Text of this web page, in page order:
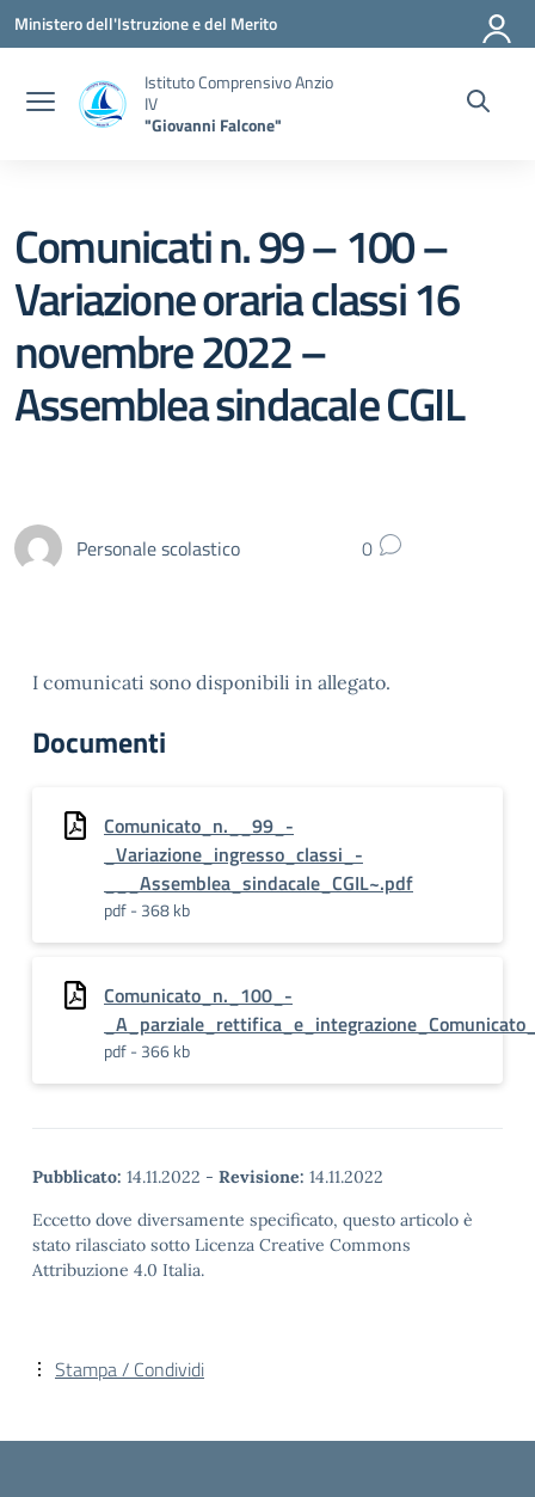
Vai ai contenuti
Vai al menu di navigazione
Vai al footer
Ministero dell'Istruzione e del Merito
Istituto Comprensivo Anzio
IV
"Giovanni Falcone"
Comunicati n. 99 – 100 –
Variazione oraria classi 16
novembre 2022 –
Assemblea sindacale CGIL
Personale scolastico 0
I comunicati sono disponibili in allegato.
Documenti
Comunicato_n.__99_-
_Variazione_ingresso_classi_-
___Assemblea_sindacale_CGIL~.pdf
pdf - 368 kb
Comunicato_n._100_-
pdf - 366 kb
Pubblicato: 14.11.2022 - Revisione: 14.11.2022
Eccetto dove diversamente specificato, questo articolo è
stato rilasciato sotto Licenza Creative Commons
Attribuzione 4.0 Italia.
Stampa / Condividi